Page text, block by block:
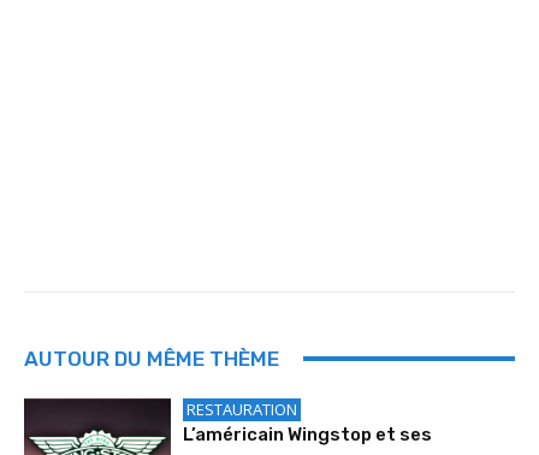
AUTOUR DU MÊME THÈME
RESTAURATION
L’américain Wingstop et ses